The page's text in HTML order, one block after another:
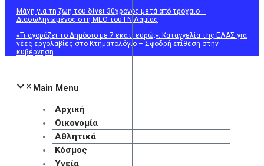
Μάχη για τη ζωή του δίνει 30χρονος μετά από τροχαίο –
Διασωληνωμένος στη ΜΕΘ του ΓΝ Λαμίας
«Τι αγοράζει το Δημόσιο με 7 εκατ. ευρώ;»: Καταγγελία της ΕΛΑΣ για
νέες εργολαβίες στο Κτηματολόγιο – Σφοδρή επίθεση στην
κυβέρνηση
Main Menu
Αρχική
Οικονομία
Αθλητικά
Κόσμος
Υγεία